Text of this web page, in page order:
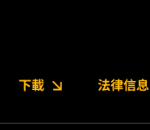
下載 法律信息